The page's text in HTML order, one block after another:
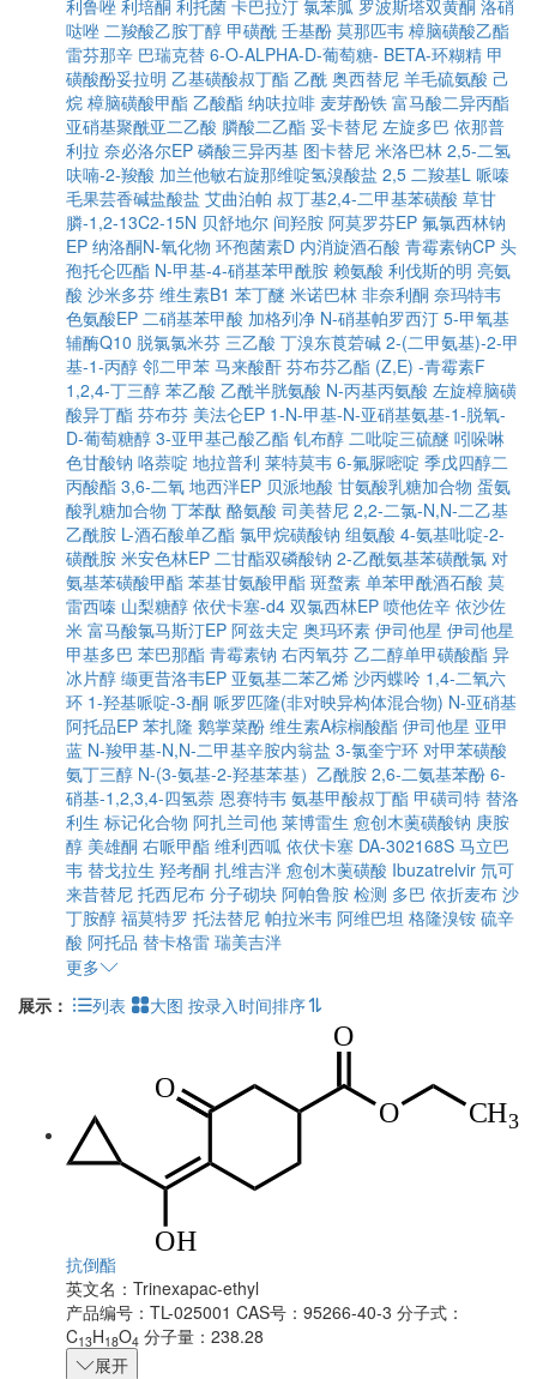
利鲁唑 利培酮 利托菌 卡巴拉汀 氯苯胍 罗波斯塔双黄酮 洛硝
哒唑 二羧酸乙胺丁醇 甲磺酰 壬基酚 莫那匹韦 樟脑磺酸乙酯
雷芬那辛 巴瑞克替 6-O-ALPHA-D-葡萄糖- BETA-环糊精 甲
磺酸酚妥拉明 乙基磺酸叔丁酯 乙酰 奥西替尼 羊毛硫氨酸 己
烷 樟脑磺酸甲酯 乙酸酯 纳呋拉啡 麦芽酚铁 富马酸二异丙酯
亚硝基聚酰亚二乙酸 膦酸二乙酯 妥卡替尼 左旋多巴 依那普
利拉 奈必洛尔EP 磷酸三异丙基 图卡替尼 米洛巴林 2,5-二氢
呋喃-2-羧酸 加兰他敏右旋那维啶氢溴酸盐 2,5 二羧基L 哌嗪
毛果芸香碱盐酸盐 艾曲泊帕 叔丁基2,4-二甲基苯磺酸 草甘
膦-1,2-13C2-15N 贝舒地尔 间羟胺 阿莫罗芬EP 氟氯西林钠
EP 纳洛酮N-氧化物 环孢菌素D 内消旋酒石酸 青霉素钠CP 头
孢托仑匹酯 N-甲基-4-硝基苯甲酰胺 赖氨酸 利伐斯的明 亮氨
酸 沙米多芬 维生素B1 苯丁醚 米诺巴林 非奈利酮 奈玛特韦
色氨酸EP 二硝基苯甲酸 加格列净 N-硝基帕罗西汀 5-甲氧基
辅酶Q10 脱氯氯米芬 三乙酸 丁溴东莨菪碱 2-(二甲氨基)-2-甲
基-1-丙醇 邻二甲苯 马来酸酐 芬布芬乙酯 (Z,E) -青霉素F
1,2,4-丁三醇 苯乙酸 乙酰半胱氨酸 N-丙基丙氨酸 左旋樟脑磺
酸异丁酯 芬布芬 美法仑EP 1-N-甲基-N-亚硝基氨基-1-脱氧-
D-葡萄糖醇 3-亚甲基己酸乙酯 钆布醇 二吡啶三硫醚 吲哚啉
色甘酸钠 咯萘啶 地拉普利 莱特莫韦 6-氟脲嘧啶 季戊四醇二
丙酸酯 3,6-二氧 地西泮EP 贝派地酸 甘氨酸乳糖加合物 蛋氨
酸乳糖加合物 丁苯酞 酪氨酸 司美替尼 2,2-二氯-N,N-二乙基
乙酰胺 L-酒石酸单乙酯 氯甲烷磺酸钠 组氨酸 4-氨基吡啶-2-
磺酰胺 米安色林EP 二甘酯双磷酸钠 2-乙酰氨基苯磺酰氯 对
氨基苯磺酸甲酯 苯基甘氨酸甲酯 斑蝥素 单苯甲酰酒石酸 莫
雷西嗪 山梨糖醇 依伏卡塞-d4 双氯西林EP 喷他佐辛 依沙佐
米 富马酸氯马斯汀EP 阿兹夫定 奥玛环素 伊司他星 伊司他星
甲基多巴 苯巴那酯 青霉素钠 右丙氧芬 乙二醇单甲磺酸酯 异
冰片醇 缬更昔洛韦EP 亚氨基二苯乙烯 沙丙蝶呤 1,4-二氧六
环 1-羟基哌啶-3-酮 哌罗匹隆(非对映异构体混合物) N-亚硝基
阿托品EP 苯扎隆 鹅掌菜酚 维生素A棕榈酸酯 伊司他星 亚甲
蓝 N-羧甲基-N,N-二甲基辛胺内翁盐 3-氯奎宁环 对甲苯磺酸
氨丁三醇 N-(3-氨基-2-羟基苯基）乙酰胺 2,6-二氨基苯酚 6-
硝基-1,2,3,4-四氢萘 恩赛特韦 氨基甲酸叔丁酯 甲磺司特 替洛
利生 标记化合物 阿扎兰司他 莱博雷生 愈创木薁磺酸钠 庚胺
醇 美雄酮 右哌甲酯 维利西呱 依伏卡塞 DA-302168S 马立巴
韦 替戈拉生 羟考酮 扎维吉泮 愈创木薁磺酸 Ibuzatrelvir 氘可
来昔替尼 托西尼布 分子砌块 阿帕鲁胺 检测 多巴 依折麦布 沙
丁胺醇 福莫特罗 托法替尼 帕拉米韦 阿维巴坦 格隆溴铵 硫辛
酸 阿托品 替卡格雷 瑞美吉泮
更多
展示：
列表 大图 按录入时间排序
抗倒酯
英文名： Trinexapac-ethyl
产品编号：TL-025001 CAS号：95266-40-3 分子式：
C13H18O4 分子量：238.28
展开